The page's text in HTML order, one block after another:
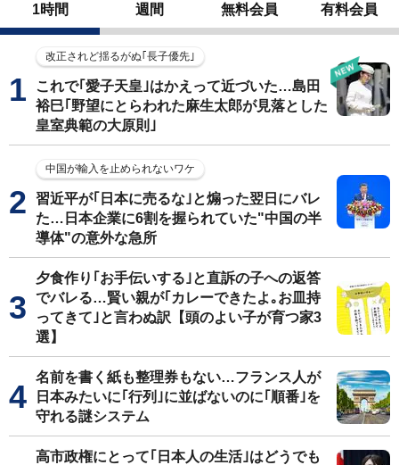
1時間 週間 無料会員 有料会員
改正されど揺るがぬ｢長子優先｣
これで｢愛子天皇｣はかえって近づいた…島田
裕巳｢野望にとらわれた麻生太郎が見落とした
皇室典範の大原則｣
中国が輸入を止められないワケ
習近平が｢日本に売るな｣と煽った翌日にバレ
た…日本企業に6割を握られていた"中国の半
導体"の意外な急所
夕食作り｢お手伝いする｣と直訴の子への返答
でバレる…賢い親が｢カレーできたよ｡お皿持
ってきて｣と言わぬ訳【頭のよい子が育つ家3
選】
名前を書く紙も整理券もない…フランス人が
日本みたいに｢行列｣に並ばないのに｢順番｣を
守れる謎システム
高市政権にとって｢日本人の生活｣はどうでも